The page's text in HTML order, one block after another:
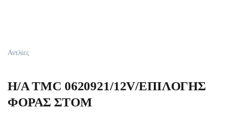
Αντλίες
H/A TMC 0620921/12V/EΠIΛOΓHΣ
ΦOPAΣ ΣTOM